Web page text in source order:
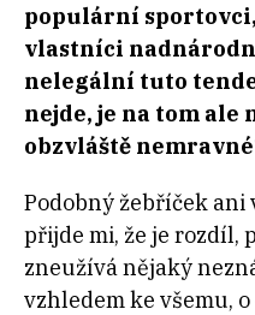
populární
vlastníci
nelegální tuto
nejde, je na tom ale
obzvláště
Podobný žebříček
přijde mi, že je rozdíl,
zneužívá nějaký
vzhledem ke všemu,